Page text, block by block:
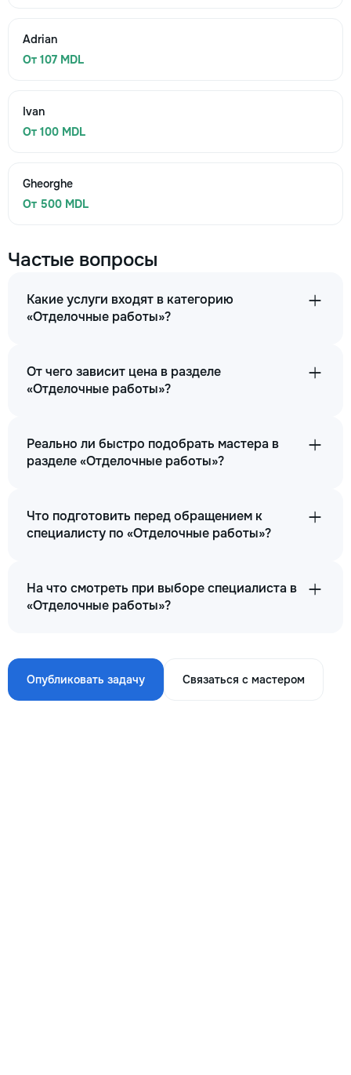
Adrian
От 107 MDL
Ivan
От 100 MDL
Gheorghe
От 500 MDL
Частые вопросы
Какие услуги входят в категорию
«Отделочные работы»?
От чего зависит цена в разделе
«Отделочные работы»?
Реально ли быстро подобрать мастера в
разделе «Отделочные работы»?
Что подготовить перед обращением к
специалисту по «Отделочные работы»?
На что смотреть при выборе специалиста в
«Отделочные работы»?
Опубликовать задачу Связаться с мастером